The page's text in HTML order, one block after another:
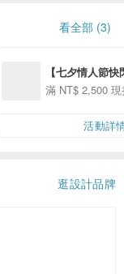
看全部 (3)
【七夕情人節
用 APP 購買任
00 現折 NT$100
滿 NT$ 2,500
活動詳
逛設計品牌